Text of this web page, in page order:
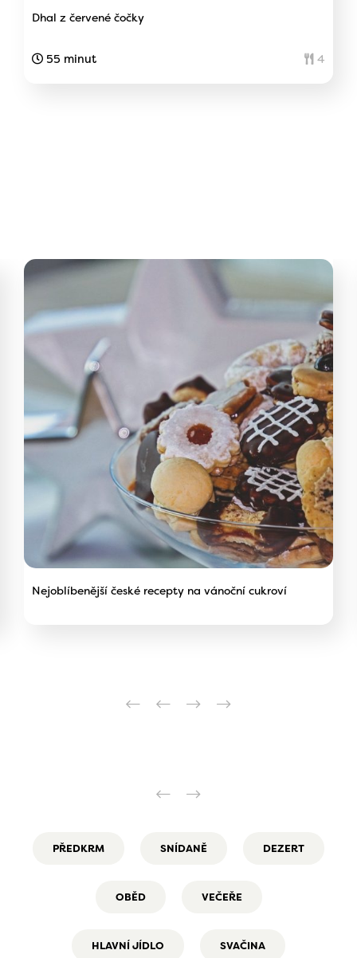
Dhal z červené čočky
55 minut 4
Nejoblíbenější české recepty na vánoční cukroví
PŘEDKRM SNÍDANĚ DEZERT
OBĚD VEČEŘE
HLAVNÍ JÍDLO SVAČINA